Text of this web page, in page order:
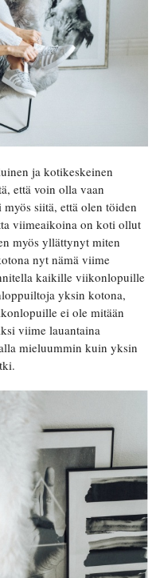
ja kotikeskeinen
että voin olla vaan
siitä, että olen töiden
viimeaikoina on koti ollut
myös yllättynyt miten
nyt nämä viime
kaikille viikonlopuille
yksin kotona,
ei ole mitään
viime lauantaina
mieluummin kuin yksin